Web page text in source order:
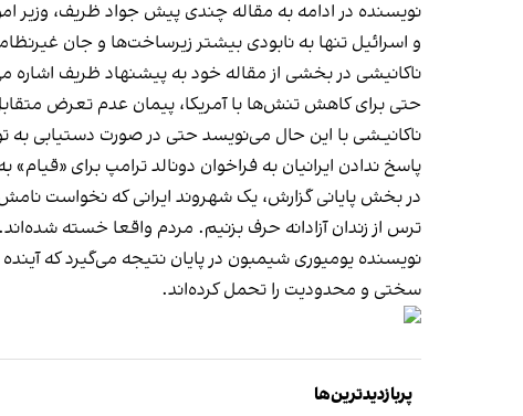
نویسنده در ادامه به مقاله چندی پیش جواد ظریف، وزیر
و اسرائیل تنها به نابودی بیشتر زیرساخت‌ها و جان
ناکانیشی در بخشی از مقاله خود به پیشنهاد ظریف اشاره
حتی برای کاهش تنش‌ها با آمریکا، پیمان عدم تعرض
ناکانیـشی با این حال می‌نویسد حتی در صورت دستیابی به
پاسخ ندادن ایرانیان به فراخوان دونالد ترامپ برای
در بخش پایانی گزارش، یک شهروند ایرانی که نخواست
ترس از زندان آزادانه حرف بزنیم. مردم واقعا خسته
نویسنده یومیوری شیمبون در پایان نتیجه می‌گیرد که
سختی و محدودیت را تحمل کرده‌اند.
پربازدیدترین‌ها